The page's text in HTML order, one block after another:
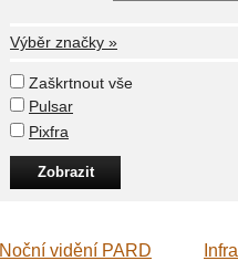
Výběr značky »
Zaškrtnout vše
Pulsar
Pixfra
Noční vidění PARD